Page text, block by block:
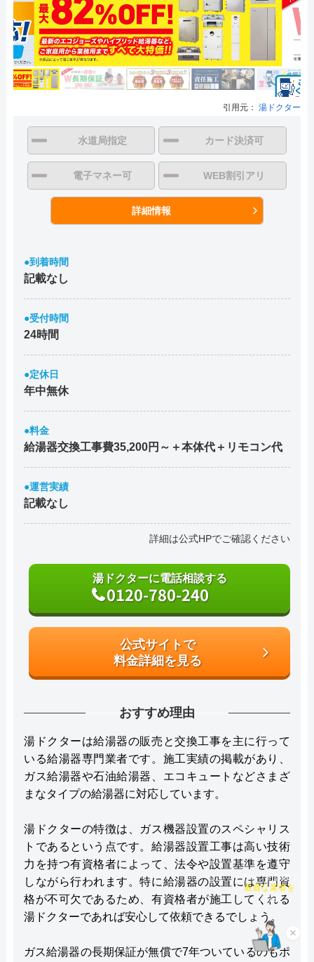
引用元： 湯ドクター
水道局指定 カード決済可
電子マネー可 WEB割引アリ
詳細情報
●到着時間
記載なし
●受付時間
24時間
●定休日
年中無休
●料金
給湯器交換工事費35,200円～＋本体代＋リモコン代
●運営実績
記載なし
詳細は公式HPでご確認ください
湯ドクターに電話相談する
0120-780-240
公式サイトで
料金詳細を見る
おすすめ理由
湯ドクターは給湯器の販売と交換工事を主に行って
いる給湯器専門業者です。施工実績の掲載があり、
ガス給湯器や石油給湯器、エコキュートなどさまざ
まなタイプの給湯器に対応しています。
湯ドクターの特徴は、ガス機器設置のスペシャリス
トであるという点です。給湯器設置工事は高い技術
力を持つ有資格者によって、法令や設置基準を遵守
しながら行われます。特に給湯器の設置には専門資
格が不可欠であるため、有資格者が施工してくれる
湯ドクターであれば安心して依頼できるでしょう。
ガス給湯器の長期保証が無償で7年ついているのもポ
×
チャット診断で
最適な業者を
ご提案